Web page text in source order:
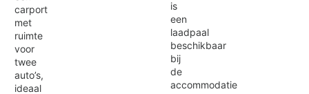
carport
met
ruimte
voor
twee
auto’s,
ideaal
is
een
laadpaal
beschikbaar
bij
de
accommodatie